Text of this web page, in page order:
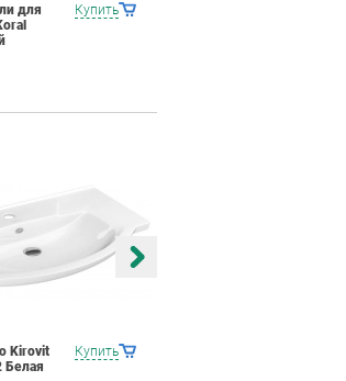
Купить
для
Купить
Kirovit
Белая